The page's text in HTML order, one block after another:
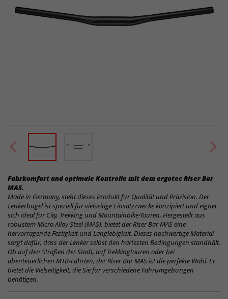
Fahrkomfort und optimale Kontrolle mit dem ergotec Riser Bar
MAS.
Made in Germany, steht dieses Produkt für Qualität und Präzision. Der
Lenkerbügel ist speziell für vielseitige Einsatzzwecke konzipiert und eignet
sich ideal für City, Trekking und Mountainbike-Touren. Hergestellt aus
robustem Micro Alloy Steel (MAS), bietet der Riser Bar MAS eine
hervorragende Festigkeit und Langlebigkeit. Dieses hochwertige Material
sorgt dafür, dass der Lenker selbst den härtesten Bedingungen standhält.
Ob auf den Straßen der Stadt, auf Trekkingtouren oder bei
abenteuerlichen MTB-Fahrten, der Riser Bar MAS ist die perfekte Wahl. Er
bietet die Vielseitigkeit, die Sie für verschiedene Fahrumgebungen
benötigen.